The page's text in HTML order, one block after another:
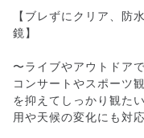
【ブレずにクリア、防
鏡】
〜ライブやアウトドア
コンサートやスポーツ
を抑えてしっかり観た
用や天候の変化にも対